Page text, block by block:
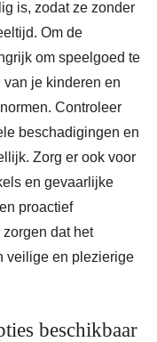
is, zodat ze zonder
Om de
om speelgoed te
je kinderen en
Controleer
beschadigingen en
Zorg er ook voor
en gevaarlijke
proactief
dat het
veilige en plezierige
beschikbaar